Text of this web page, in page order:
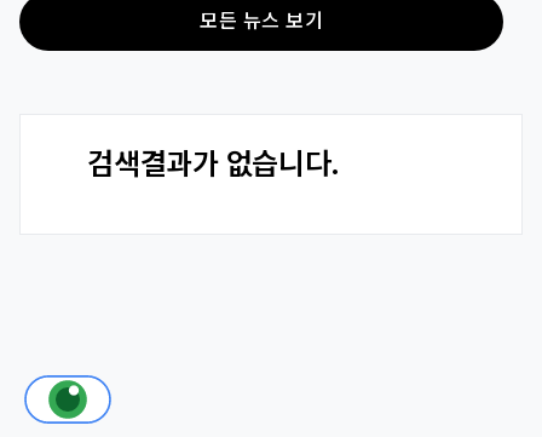
모든 뉴스 보기
검색결과가 없습니다.